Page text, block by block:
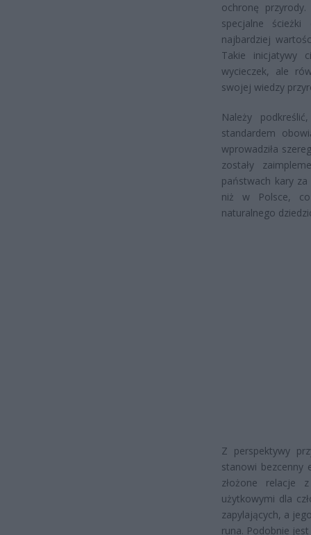
ochronę
specjalne
najbardziej
Takie inicjatywy
wycieczek, ale
swojej wiedzy
Należy
standardem
wprowadziła
zostały
państwach kary
niż w Polsce, co
naturalnego
Z perspektywy
stanowi bezcenny
złożone relacje
użytkowymi dla
zapylających, a
runa. Podobnie